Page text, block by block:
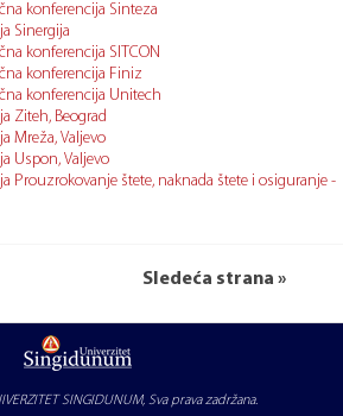
Sledeća strana »
konferencija Sinteza
Sinergija
konferencija SITCON
konferencija Finiz
konferencija Unitech
Ziteh, Beograd
Mreža, Valjevo
Uspon, Valjevo
Prouzrokovanje štete, naknada štete i osiguranje -
SINGIDUNUM, Sva prava zadržana.